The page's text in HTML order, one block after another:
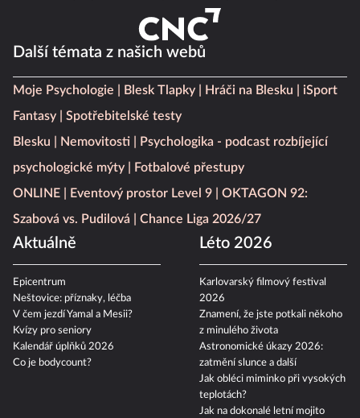
Další témata z našich webů
Moje Psychologie Blesk Tlapky Hráči na Blesku
iSport
Fantasy
Spotřebitelské testy
Blesku
Nemovitosti
Psychologika - podcast rozbíjející
psychologické mýty
Fotbalové přestupy
ONLINE
Eventový prostor Level 9
OKTAGON 92:
Szabová vs. Pudilová
Chance Liga 2026/27
Aktuálně
Epicentrum
Neštovice: příznaky, léčba
V čem jezdí Yamal a Mesii?
Kvízy pro seniory
Kalendář úplňků 2026
Co je bodycount?
Léto 2026
Karlovarský filmový festival
2026
Znamení, že jste potkali někoho
z minulého života
Astronomické úkazy 2026:
zatmění slunce a další
Jak obléci miminko při vysokých
teplotách?
Jak na dokonalé letní mojito